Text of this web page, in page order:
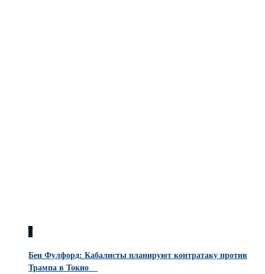
0
Бен Фулфорд: Кабалисты планируют контратаку против
Трампа в Токио